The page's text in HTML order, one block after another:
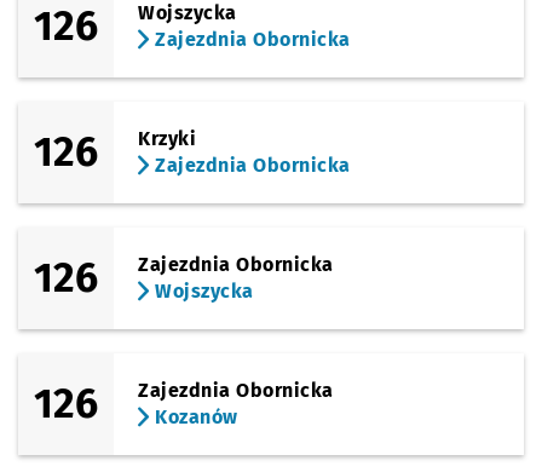
126
Wojszycka
Zajezdnia Obornicka
126
Krzyki
Zajezdnia Obornicka
126
Zajezdnia Obornicka
Wojszycka
126
Zajezdnia Obornicka
Kozanów